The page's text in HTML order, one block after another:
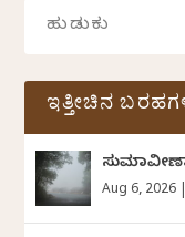
ಇತ್ತೀಚಿನ
Aug 6, 2026